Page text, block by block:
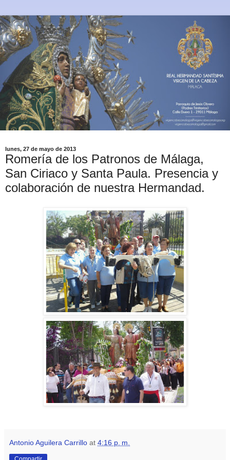
lunes, 27 de mayo de 2013
Romería de los Patronos de Málaga,
San Ciriaco y Santa Paula. Presencia y
colaboración de nuestra Hermandad.
Antonio Aguilera Carrillo at 4:16 p. m.